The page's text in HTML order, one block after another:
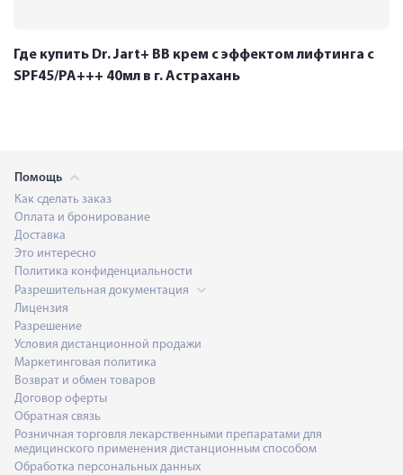
Где купить Dr. Jart+ BB крем с эффектом лифтинга с
SPF45/PA+++ 40мл в г. Астрахань
Помощь
Как сделать заказ
Оплата и бронирование
Доставка
Это интересно
Политика конфиденциальности
Разрешительная документация
Лицензия
Разрешение
Условия дистанционной продажи
Маркетинговая политика
Возврат и обмен товаров
Договор оферты
Обратная связь
Розничная торговля лекарственными препаратами для
медицинского применения дистанционным способом
Обработка персональных данных